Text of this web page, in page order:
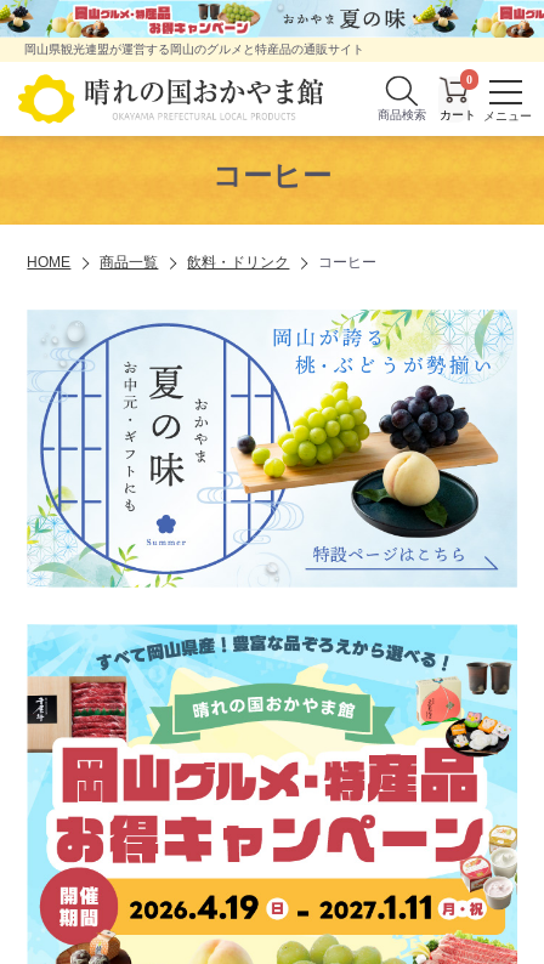
岡山県観光連盟が運営する岡山のグルメと特産品の通販サイト
商品検索
0
コーヒー
HOME 商品一覧 飲料・ドリンク コーヒー